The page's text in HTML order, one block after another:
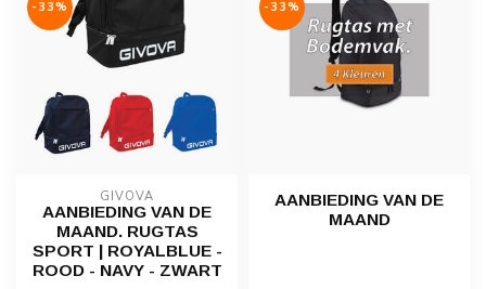
-33%
GIVOVA
AANBIEDING VAN DE
MAAND. RUGTAS
SPORT | ROYALBLUE -
ROOD - NAVY - ZWART
-33%
AANBIEDING VAN DE
MAAND